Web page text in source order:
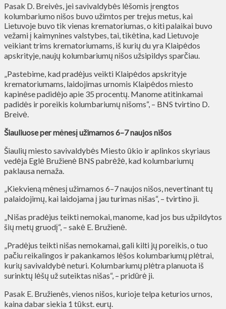
Pasak D. Breivės, jei savivaldybės lėšomis įrengtos
kolumbariumo nišos buvo užimtos per trejus metus, kai
Lietuvoje buvo tik vienas krematoriumas, o kiti palaikai buvo
vežami į kaimynines valstybes, tai, tikėtina, kad Lietuvoje
veikiant trims krematoriumams, iš kurių du yra Klaipėdos
apskrityje, naujų kolumbariumų nišos užsipildys sparčiau.
„Pastebime, kad pradėjus veikti Klaipėdos apskrityje
krematoriumams, laidojimas urnomis Klaipėdos miesto
kapinėse padidėjo apie 35 procentų. Manome atitinkamai
padidės ir poreikis kolumbariumų nišoms“, – BNS tvirtino D.
Breivė.
Šiauliuose per mėnesį užimamos 6–7 naujos nišos
Šiaulių miesto savivaldybės Miesto ūkio ir aplinkos skyriaus
vedėja Eglė Bružienė BNS pabrėžė, kad kolumbariumų
paklausa nemaža.
„Kiekvieną mėnesį užimamos 6–7 naujos nišos, nevertinant tų
palaidojimų, kai laidojama į jau turimas nišas“, – tvirtino ji.
„Nišas pradėjus teikti nemokai, manome, kad jos bus užpildytos
šių metų gruodį“, – sakė E. Bružienė.
„Pradėjus teikti nišas nemokamai, gali kilti jų poreikis, o tuo
pačiu reikalingos ir pakankamos lėšos kolumbariumų plėtrai,
kurių savivaldybė neturi. Kolumbariumų plėtra planuota iš
surinktų lėšų už suteiktas nišas“, – pridūrė ji.
Pasak E. Bružienės, vienos nišos, kurioje telpa keturios urnos,
kaina dabar siekia 1 tūkst. eurų.